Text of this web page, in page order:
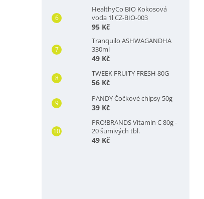
HealthyCo BIO Kokosová
voda 1l CZ-BIO-003
95 Kč
Tranquilo ASHWAGANDHA
330ml
49 Kč
TWEEK FRUITY FRESH 80G
56 Kč
PANDY Čočkové chipsy 50g
39 Kč
PRO!BRANDS Vitamin C 80g -
20 šumivých tbl.
49 Kč